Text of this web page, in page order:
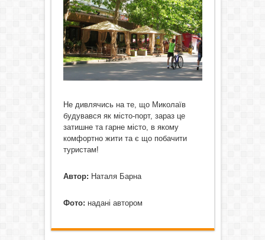
Не дивлячись на те, що Миколаїв
будувався як місто-порт, зараз це
затишне та гарне місто, в якому
комфортно жити та є що побачити
туристам!
Автор: Наталя Барна
Фото: надані автором